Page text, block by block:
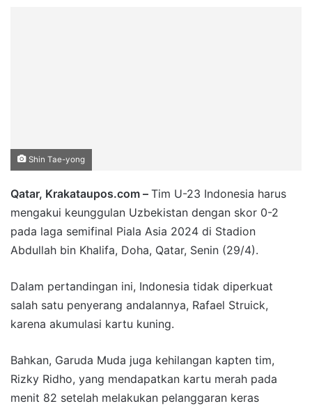
Shin Tae-yong
Qatar, Krakataupos.com – Tim U-23 Indonesia harus
mengakui keunggulan Uzbekistan dengan skor 0-2
pada laga semifinal Piala Asia 2024 di Stadion
Abdullah bin Khalifa, Doha, Qatar, Senin (29/4).
Dalam pertandingan ini, Indonesia tidak diperkuat
salah satu penyerang andalannya, Rafael Struick,
karena akumulasi kartu kuning.
Bahkan, Garuda Muda juga kehilangan kapten tim,
Rizky Ridho, yang mendapatkan kartu merah pada
menit 82 setelah melakukan pelanggaran keras